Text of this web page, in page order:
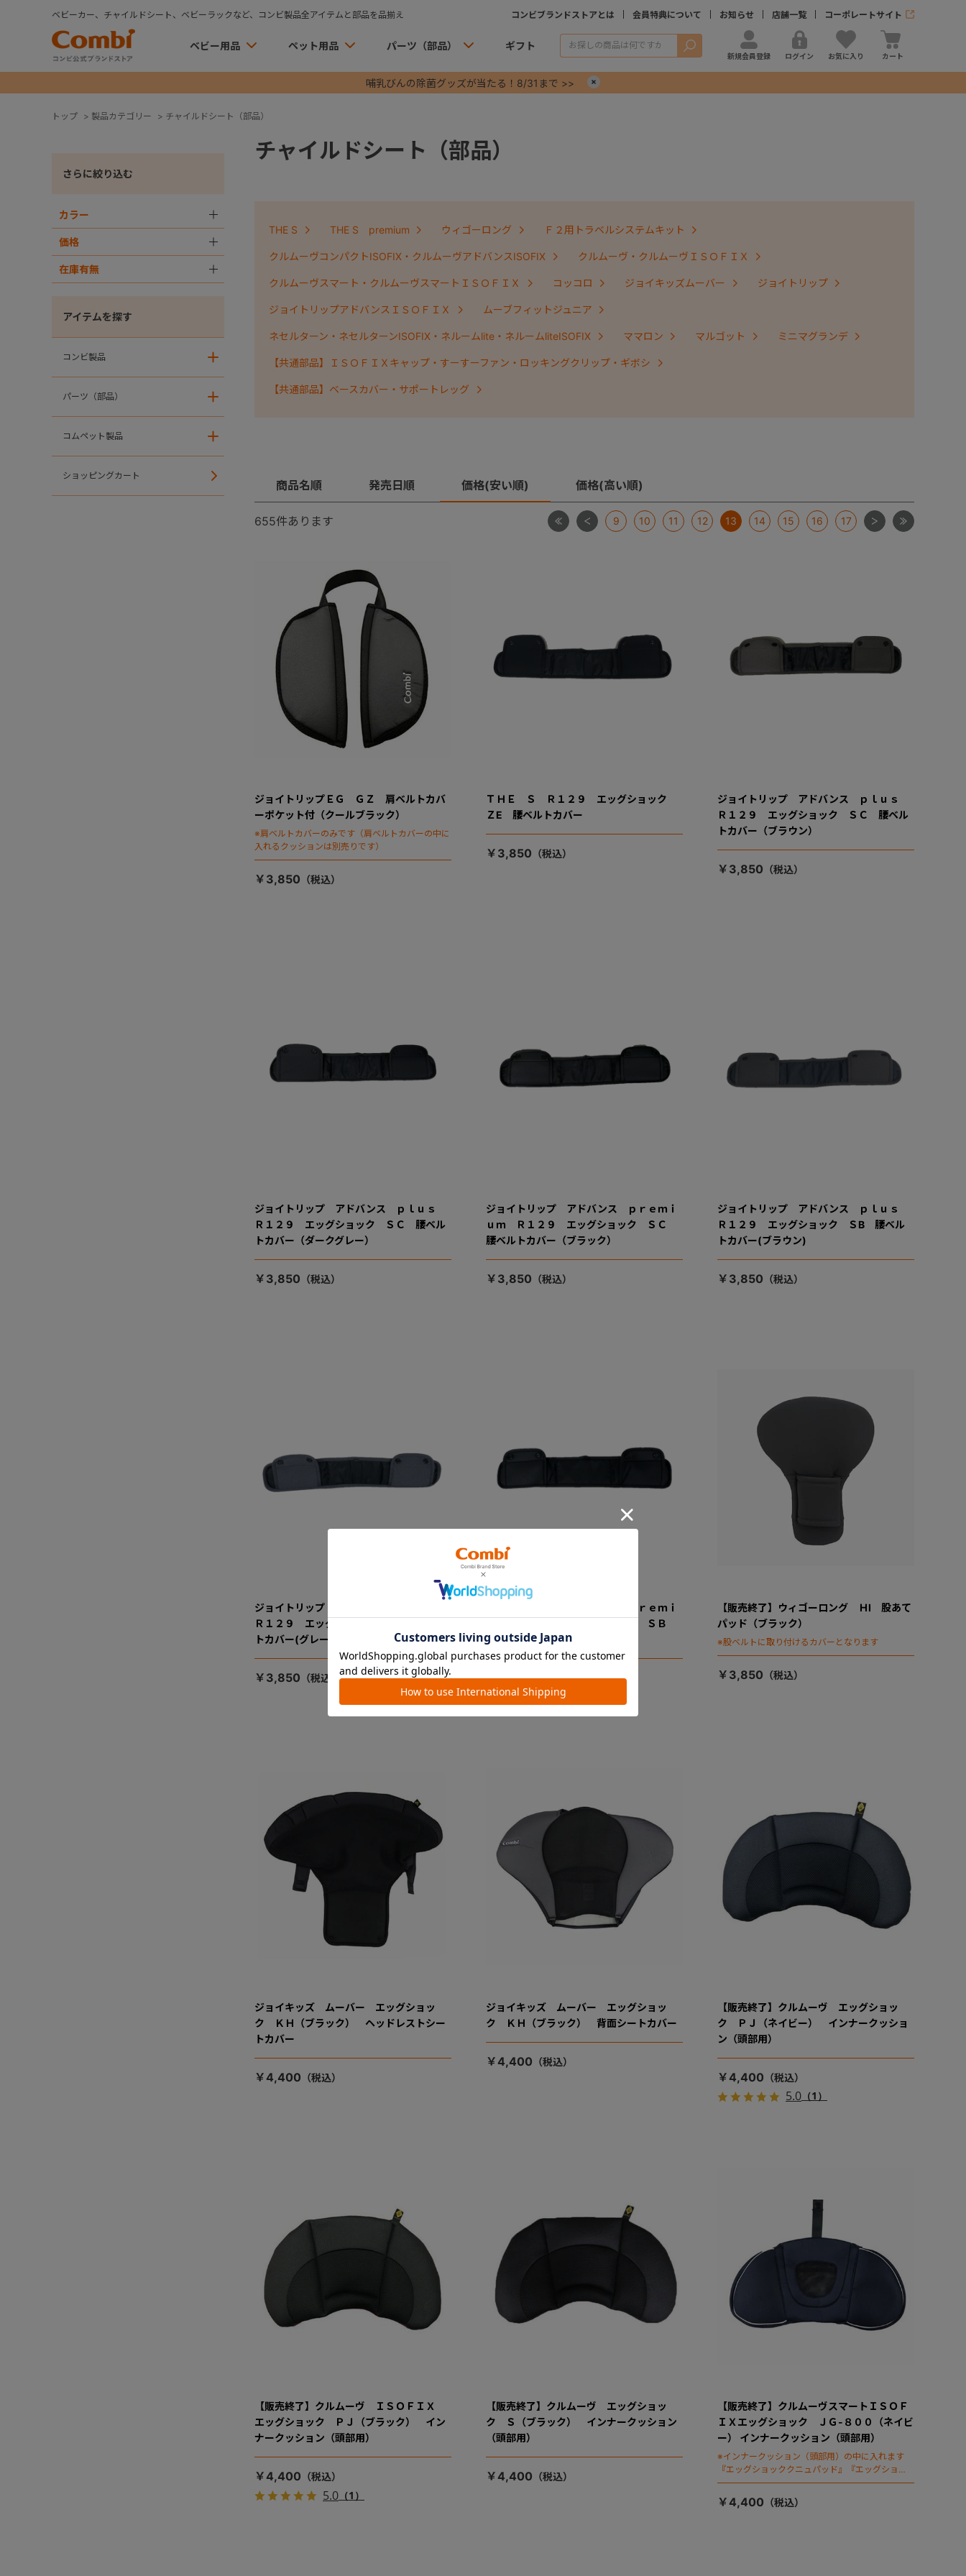
ベビーカー、チャイルドシート、ベビーラックなど、コンビ製品全アイテムと部品を品揃え コンビブランドストアとは 会員特典について お知らせ 店舗一覧 コーポレートサイト
ベビー用品 ペット用品 パーツ（部品） ギフト 検索
新規会員登録 ログイン お気に入り カート
哺乳びんの除菌グッズが当たる！8/31まで >>
トップ > 製品カテゴリー > チャイルドシート（部品）
さらに絞り込む
カラー
価格
在庫有無
アイテムを探す
コンビ製品
パーツ（部品）
コムペット製品
ショッピングカート
チャイルドシート（部品）
THE S THE S premium ウィゴーロング Ｆ２用トラベルシステムキット
クルムーヴコンパクトISOFIX・クルムーヴアドバンスISOFIX クルムーヴ・クルムーヴＩＳＯＦＩＸ
クルムーヴスマート・クルムーヴスマートＩＳＯＦＩＸ コッコロ ジョイキッズムーバー ジョイトリップ
ジョイトリップアドバンスＩＳＯＦＩＸ ムーブフィットジュニア
ネセルターン・ネセルターンISOFIX・ネルームlite・ネルームliteISOFIX ママロン マルゴット ミニマグランデ
【共通部品】ＩＳＯＦＩＸキャップ・すーすーファン・ロッキングクリップ・ギボシ
【共通部品】ベースカバー・サポートレッグ
商品名順 発売日順 価格(安い順) 価格(高い順)
655件あります 最初 前 9 10 11 12 13 14 15 16 17 次 最後
ジョイトリップＥＧ ＧＺ 肩ベルトカバ
ーポケット付（クールブラック）
※肩ベルトカバーのみです（肩ベルトカバーの中に
入れるクッションは別売りです）
￥3,850
ＴＨＥ Ｓ Ｒ１２９ エッグショック
ＺE 腰ベルトカバー
￥3,850
ジョイトリップ アドバンス ｐｌｕｓ
Ｒ１２９ エッグショック ＳＣ 腰ベル
トカバー（ブラウン）
￥3,850
ジョイトリップ アドバンス ｐｌｕｓ
Ｒ１２９ エッグショック ＳＣ 腰ベル
トカバー（ダークグレー）
￥3,850
ジョイトリップ アドバンス ｐｒｅｍｉ
ｕｍ Ｒ１２９ エッグショック ＳＣ
腰ベルトカバー（ブラック）
￥3,850
ジョイトリップ アドバンス ｐｌｕｓ
Ｒ１２９ エッグショック ＳB 腰ベル
トカバー(ブラウン)
￥3,850
ジョイトリップ アドバンス ｐｌｕｓ
Ｒ１２９ エッグショック ＳB 腰ベル
トカバー(グレー)
￥3,850
ジョイトリップ アドバンス ｐｒｅｍｉ
ｕｍ Ｒ１２９ エッグショック ＳＢ
腰ベルトカバー (ブラック)
￥3,850
【販売終了】ウィゴーロング ＨI 股あて
パッド（ブラック）
※股ベルトに取り付けるカバーとなります
￥3,850
ジョイキッズ ムーバー エッグショッ
ク ＫＨ（ブラック） ヘッドレストシー
トカバー
￥4,400
ジョイキッズ ムーバー エッグショッ
ク ＫＨ（ブラック） 背面シートカバー
￥4,400
【販売終了】クルムーヴ エッグショッ
ク ＰＪ（ネイビー） インナークッショ
ン（頭部用）
￥4,400
5.0（1）
【販売終了】クルムーヴ ＩＳＯＦＩＸ
エッグショック ＰＪ（ブラック） イン
ナークッション（頭部用）
￥4,400
5.0 （1）
【販売終了】クルムーヴ エッグショッ
ク Ｓ（ブラック） インナークッション
（頭部用）
￥4,400
【販売終了】クルムーヴスマートＩＳＯＦ
ＩＸエッグショック ＪＧ-８００（ネイビ
ー） インナークッション（頭部用）
※インナークッション（頭部用）の中に入れます
『エッグショッククニュパッド』『エッグショッ
クパッド』は別売りです
￥4,400